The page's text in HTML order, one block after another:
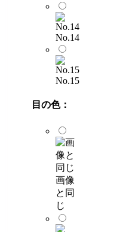
No.14
No.15
目の色：
画像
と同
じ